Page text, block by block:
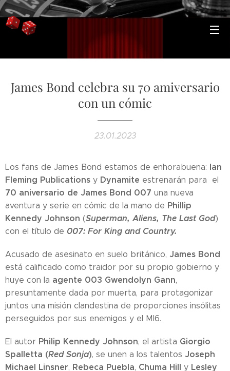
James Bond celebra su 70 amiversario
con un cómic
23.01.2023
Los fans de James Bond estamos de enhorabuena: Ian
Fleming Publications y Dynamite estrenarán para el
70 aniversario de James Bond 007 una nueva
aventura y serie en cómic de la mano de Phillip
Kennedy Johnson (Superman, Aliens, The Last God)
con el título de 007: For King and Country.
Acusado de asesinato en suelo británico, James Bond
está calificado como traidor por su propio gobierno y
huye con la agente 003 Gwendolyn Gann,
presuntamente dada por muerta, para protagonizar
juntos una misión clandestina de proporciones insólitas
perseguidos por sus enemigos y el MI6.
El autor Philip Kennedy Johnson, el artista Giorgio
Spalletta (Red Sonja), se unen a los talentos Joseph
Michael Linsner, Rebeca Puebla, Chuma Hill y Lesley